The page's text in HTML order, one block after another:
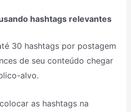
hashtags relevantes
30 hashtags por postagem
de seu conteúdo chegar
alvo.
as hashtags na